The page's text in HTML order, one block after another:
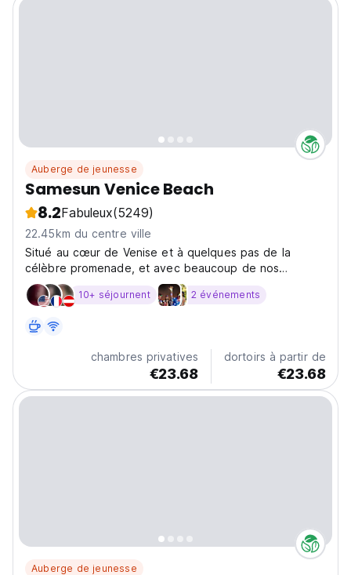
Auberge de jeunesse
Samesun Venice Beach
8.2Fabuleux(5249)
22.45km du centre ville
Situé au cœur de Venise et à quelques pas de la
célèbre promenade, et avec beaucoup de nos
chambres et notre salle commune offrant une vue sur
l'océan, venez découvrir ce qu'est West LA. Notre
meilleurs...
10+ séjournent 2 événements
chambres privatives
€23.68
dortoirs à partir de
€23.68
Auberge de jeunesse